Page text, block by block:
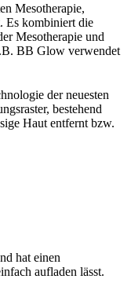
Mesotherapie,
Es kombiniert die
Mesotherapie und
BB Glow verwendet
der neuesten
bestehend
Haut entfernt bzw.
hat einen
aufladen lässt.